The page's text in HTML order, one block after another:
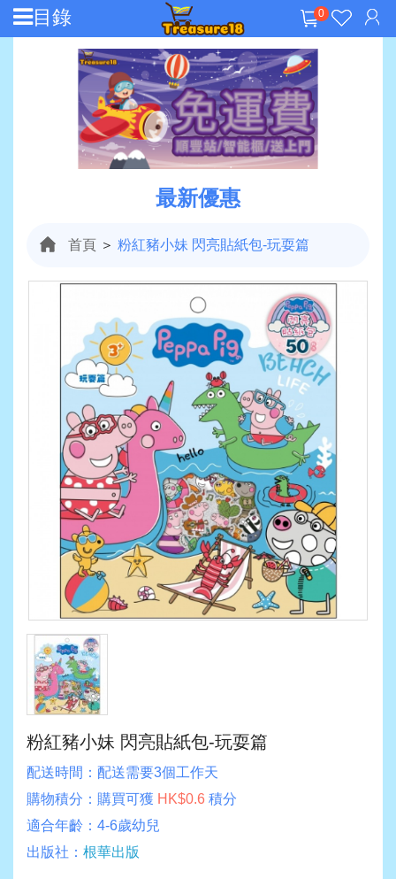
0
目錄
最新優惠
首頁 ＞ 粉紅豬小妹 閃亮貼紙包-玩耍篇
粉紅豬小妹 閃亮貼紙包-玩耍篇
配送時間： 配送需要3個工作天
購物積分： 購買可獲 HK$0.6 積分
適合年齡： 4-6歲幼兒
出版社： 根華出版